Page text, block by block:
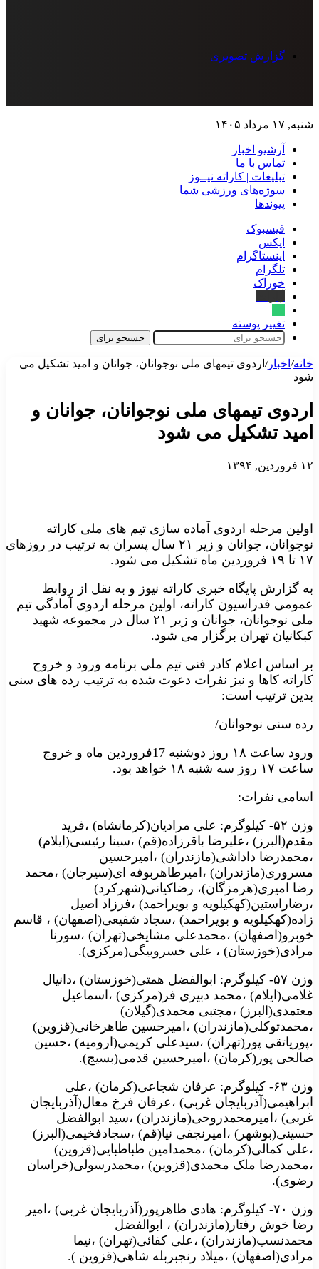
گزارش تصویری
شنبه, ۱۷ مرداد ۱۴۰۵
آرشیو اخبار
تماس‌ با‌ ما
تبلیغات | کاراته نیــوز
سوژه‌های ورزشی شما
پیوندها
فیسبوک
ایکس
اینستاگرام
تلگرام
خوراک
تغییر پوسته
جستجو برای
خانه/ اخبار/ اردوی تیمهای ملی نوجوانان، جوانان و امید تشکیل می
شود
اردوی تیمهای ملی نوجوانان، جوانان و
امید تشکیل می شود
۱۲ فروردین, ۱۳۹۴
اولین مرحله اردوی آماده سازی تیم های ملی کاراته
نوجوانان، جوانان و زیر ۲۱ سال پسران به ترتیب در روزهای
۱۷ تا ۱۹ فروردین ماه تشکیل می شود.
به گزارش پایگاه خبری کاراته نیوز و به نقل از روابط
عمومی فدراسیون کاراته، اولین مرحله اردوی آمادگی تیم
ملی نوجوانان، جوانان و زیر ۲۱ سال در مجموعه شهید
کبکانیان تهران برگزار می شود.
بر اساس اعلام کادر فنی تیم ملی برنامه ورود و خروج
کاراته کاها و نیز نفرات دعوت شده به ترتیب رده های سنی
بدین ترتیب است:
رده سنی نوجوانان/
ورود ساعت ۱۸ روز دوشنبه 17فروردین ماه و خروج
ساعت ۱۷ روز سه شنبه ۱۸ خواهد بود.
اسامی نفرات:
وزن ۵۲- کیلوگرم: علی مرادیان(کرمانشاه) ،فرید
مقدم(البرز) ،علیرضا باقرزاده(قم) ،سینا رئیسی(ایلام)
،محمدرضا داداشی(مازندران) ،امیرحسین
مسروری(مازندران) ،امیرطاهربوفه ای(سیرجان) ،محمد
رضا امیری(هرمزگان)، رضاکیانی(شهرکرد)
،رضاراستین(کهکیلویه و بویراحمد) ،فرزاد اصیل
زاده(کهکیلویه و بویراحمد) ،سجاد شفیعی(اصفهان) ، قاسم
خوبرو(اصفهان) ،محمدعلی مشایخی(تهران) ،سورنا
مرادی(خوزستان) ، علی خسروبیگی(مرکزی).
وزن ۵۷- کیلوگرم: ابوالفضل همتی(خوزستان) ،دانیال
غلامی(ایلام) ،محمد دبیری فر(مرکزی) ،اسماعیل
معتمدی(البرز) ،مجتبی محمدی(گیلان)
،محمدتوکلی(مازندران) ،امیرحسین طاهرخانی(قزوین)
،پوریاتقی پور(تهران) ،سیدعلی کریمی(ارومیه) ،حسین
صالحی پور(کرمان) ،امیرحسین قدمی(بسیج).
وزن ۶۳- کیلوگرم: عرفان شجاعی(کرمان) ،علی
ابراهیمی(آذربایجان غربی) ،عرفان فرخ معال(آذربایجان
غربی) ،امیرمحمدروحی(مازندران) ،سید ابوالفضل
حسینی(بوشهر) ،امیرنجفی نیا(قم) ،سجادفخیمی(البرز)
،علی کمالی(کرمان) ،محمدامین طباطبایی(قزوین)
،محمدرضا ملک محمدی(قزوین) ،محمدرسولی(خراسان
رضوی).
وزن ۷۰- کیلوگرم: هادی طاهرپور(آذربایجان غربی) ،امیر
رضا خوش رفتار(مازندران) ، ابوالفضل
محمدنسب(مازندران) ،علی کفائی(تهران) ،نیما
مرادی(اصفهان) ،میلاد رنجبربله شاهی(قزوین ).